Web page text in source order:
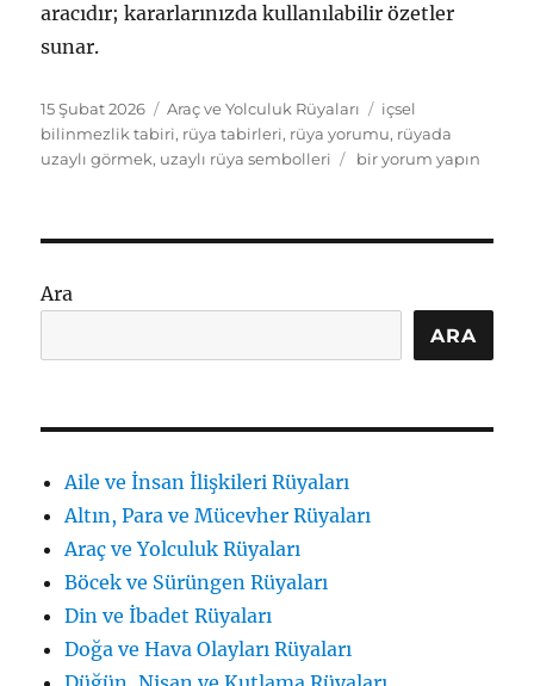
aracıdır; kararlarınızda kullanılabilir özetler
sunar.
Yayın
tarihi
15 Şubat 2026 Kategoriler
Araç ve Yolculuk Rüyaları Etiketler
içsel
bilinmezlik tabiri, rüya tabirleri, rüya yorumu, rüyada
uzaylı görmek, uzaylı rüya sembolleri
Rüyada
Tabirler
bir yorum yapın
Ara
ARA
Aile ve İnsan İlişkileri Rüyaları
Altın, Para ve Mücevher Rüyaları
Araç ve Yolculuk Rüyaları
Böcek ve Sürüngen Rüyaları
Din ve İbadet Rüyaları
Doğa ve Hava Olayları Rüyaları